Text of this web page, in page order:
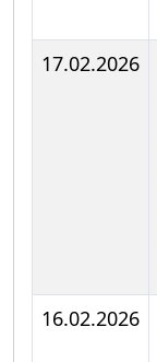
17.02.2026
16.02.2026